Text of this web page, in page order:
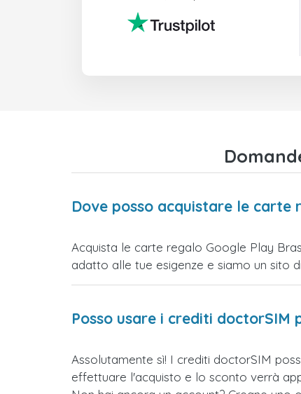
Dove posso acquistare le carte
Acquista le carte regalo Google Play
adatto alle tue esigenze e siamo un sito
Posso usare i crediti
Assolutamente sì! I crediti doctorSIM
effettuare l'acquisto e lo sconto verrà